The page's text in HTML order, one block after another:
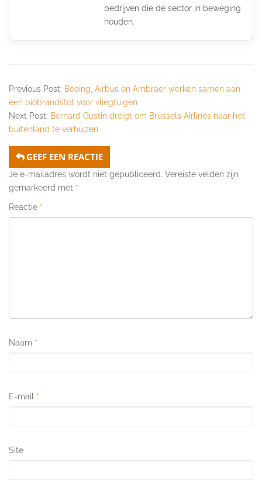
bedrijven die de sector in beweging
houden.
Previous Post: Boeing, Airbus en Ambraer werken samen aan
een biobrandstof voor vliegtuigen
Next Post: Bernard Gustin dreigt om Brussels Airlines naar het
buitenland te verhuizen
GEEF EEN REACTIE
Je e-mailadres wordt niet gepubliceerd. Vereiste velden zijn
gemarkeerd met *
Reactie *
Naam *
E-mail *
Site